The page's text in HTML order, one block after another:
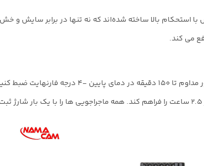
شده‌اند که نه تنها در برابر سایش و خش مقاوم است، بلکه تا
می کند.